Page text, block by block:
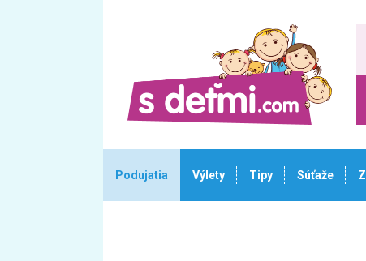
Podujatia Výlety Tipy Súťaže